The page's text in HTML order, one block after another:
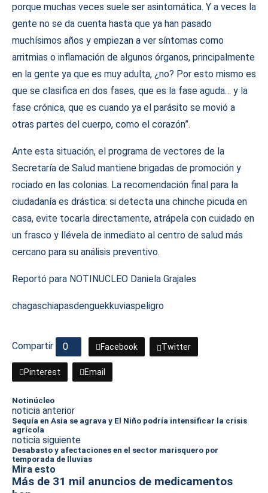
porque muchas veces suele ser asintomática. Y a veces la
gente no se da cuenta hasta que ya han pasado
muchísimos años y empiezan a ver síntomas como
arritmias o inflamación de algunos órganos, principalmente
en la gente ya que es muy adulta, ¿no? Por esto mismo es
que se clasifica en dos fases, que es la fase aguda… y la
fase crónica, que es cuando ya el parásito se movió a
otras partes del cuerpo, como el corazón”.
Ante esta situación, el programa de vectores de la
Secretaría de Salud mantiene brigadas de promoción y
rociado en las colonias. La recomendación final para la
ciudadanía es drástica: si detecta una chinche picuda en
casa, evite tocarla directamente, atrápela con cuidado en
un frasco y llévela de inmediato al centro de salud más
cercano para su análisis preventivo.
Reportó para NOTINUCLEO Daniela Grajales
chagaschiapasdenguekkuviaspeligro
Compartir 0 Facebook Twitter
Pinterest Email
Notinúcleo
noticia anterior
Sequía en Asia se agrava y El Niño podría intensificar la crisis
agrícola
noticia siguiente
Desabasto y afectaciones en el sector marisquero por
temporada de lluvias
Mira esto
Más de 31 mil anuncios de medicamentos